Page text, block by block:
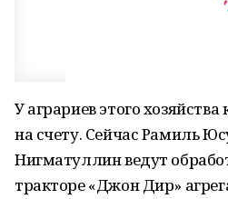
У аграриев этого
на счету. Сейчас Рамиль
Нигматуллин ведут
тракторе «Джон Дир»